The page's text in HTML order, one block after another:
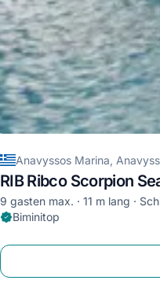
Anavyssos Marina,
RIB Ribco Scorpion
9 gasten max. 11 m lang
Biminitop